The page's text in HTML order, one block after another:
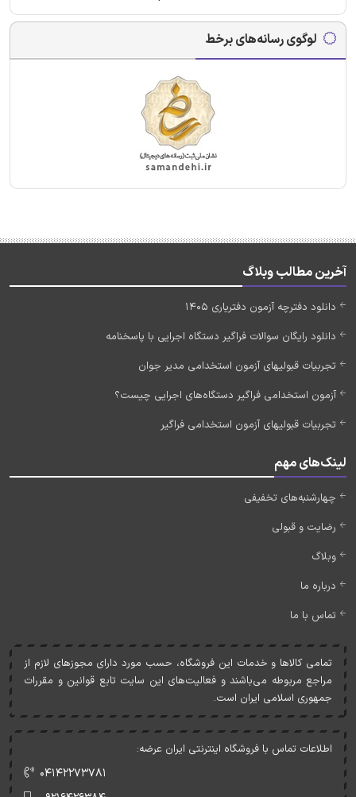
لوگوی رسانه‌های برخط
آخرین مطالب وبلاگ
دانلود دفترچه آزمون دفتریاری 1405
دانلود رایگان سوالات فراگیر دستگاه اجرایی با پاسخنامه
تجربیات قبولیهای آزمون استخدامی مدیر جوان
آزمون استخدامی فراگیر دستگاه‌های اجرایی چیست؟
تجربیات قبولیهای آزمون استخدامی فراگیر
لینک‌های مهم
چهارشنبه‌های تخفیفی
رضایت و قبولی
وبلاگ
درباره ما
تماس با ما
تمامی کالاها و خدمات اين فروشگاه، حسب مورد دارای مجوزهای لازم از
مراجع مربوطه می‌باشند و فعاليت‌های اين سايت تابع قوانين و مقررات
جمهوری اسلامی ايران است.
اطلاعات تماس با فروشگاه اینترنتی ایران عرضه:
۰۴۱۴۲۲۷۳۷۸۱